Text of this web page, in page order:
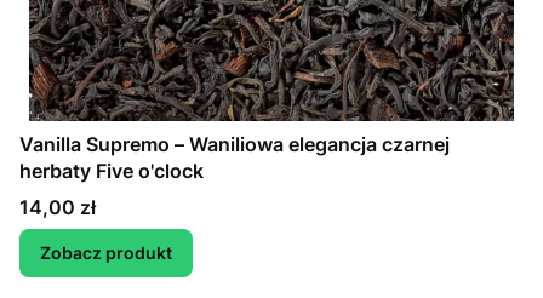
Vanilla Supremo – Waniliowa elegancja czarnej
herbaty Five o'clock
Cena
14,00 zł
Zobacz produkt